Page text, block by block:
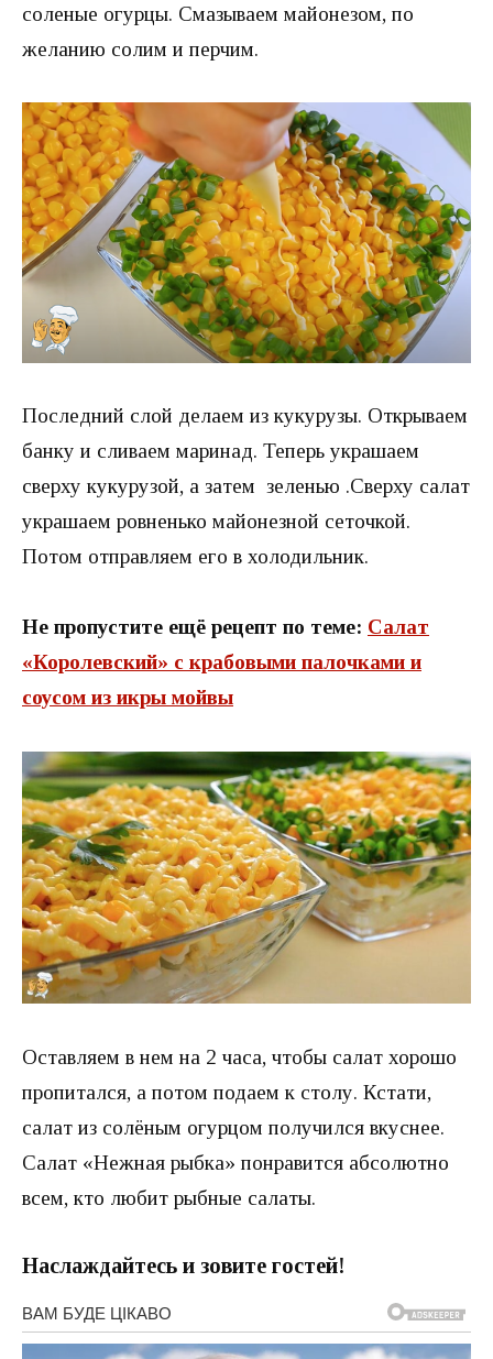
соленые огурцы. Смазываем майонезом, по
желанию солим и перчим.
Последний слой делаем из кукурузы. Открываем
банку и сливаем маринад. Теперь украшаем
сверху кукурузой, а затем зеленью .Сверху салат
украшаем ровненько майонезной сеточкой.
Потом отправляем его в холодильник.
Не пропустите ещё рецепт по теме: Салат
«Королевский» с крабовыми палочками и
соусом из икры мойвы
Оставляем в нем на 2 часа, чтобы салат хорошо
пропитался, а потом подаем к столу. Кстати,
салат из солёным огурцом получился вкуснее.
Салат «Нежная рыбка» понравится абсолютно
всем, кто любит рыбные салаты.
Наслаждайтесь и зовите гостей!